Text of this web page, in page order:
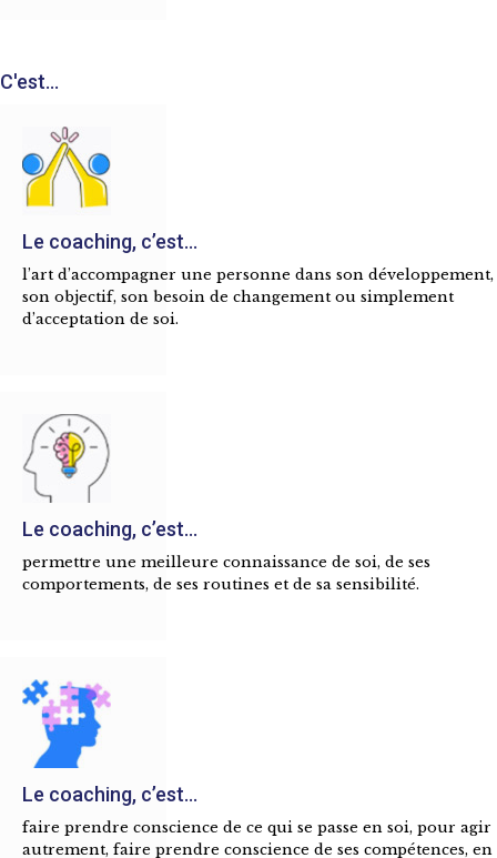
C'est...
Le coaching, c’est...
l’art d’accompagner une personne dans son développement,
son objectif, son besoin de changement ou simplement
d’acceptation de soi.
Le coaching, c’est...
permettre une meilleure connaissance de soi, de ses
comportements, de ses routines et de sa sensibilité.
Le coaching, c’est...
faire prendre conscience de ce qui se passe en soi, pour agir
autrement, faire prendre conscience de ses compétences, en